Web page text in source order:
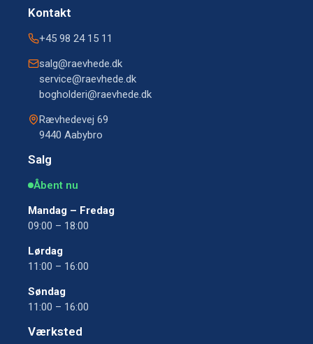
Kontakt
+45 98 24 15 11
salg@raevhede.dk
service@raevhede.dk
bogholderi@raevhede.dk
Rævhedevej 69
9440 Aabybro
Salg
Åbent nu
Mandag – Fredag
09:00 – 18:00
Lørdag
11:00 – 16:00
Søndag
11:00 – 16:00
Værksted